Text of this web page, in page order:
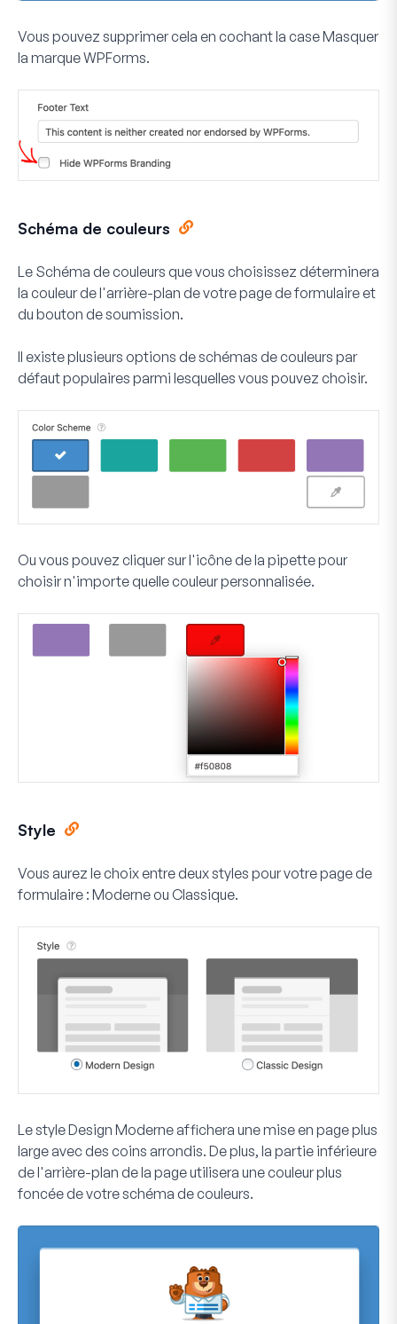
Vous pouvez supprimer cela en cochant la caseMasquer
la marque WPForms.
Schéma de couleurs
Le Schéma de couleurs que vous choisissez déterminera
la couleur de l'arrière-plan de votre page de formulaire et
du bouton de soumission.
Il existe plusieurs options de schémas de couleurs par
défaut populaires parmi lesquelles vous pouvez choisir.
Ou vous pouvez cliquer sur l'icône de la pipette pour
choisir n'importe quelle couleur personnalisée.
Style
Vous aurez le choix entre deux styles pour votre page de
formulaire : Moderne ou Classique.
Le styleDesign Moderneaffichera une mise en page plus
large avec des coins arrondis. De plus, la partie inférieure
de l'arrière-plan de la page utilisera une couleur plus
foncée de votre schéma de couleurs.